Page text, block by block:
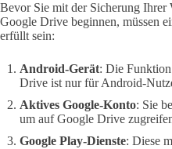
Bevor Sie mit der Sicherung Ihrer
Google Drive beginnen, müssen
erfüllt sein:
Android-Gerät: Die
Drive ist nur für Android-
Aktives Google-Konto: Sie
um auf Google Drive
Google Play-Dienste: Diese